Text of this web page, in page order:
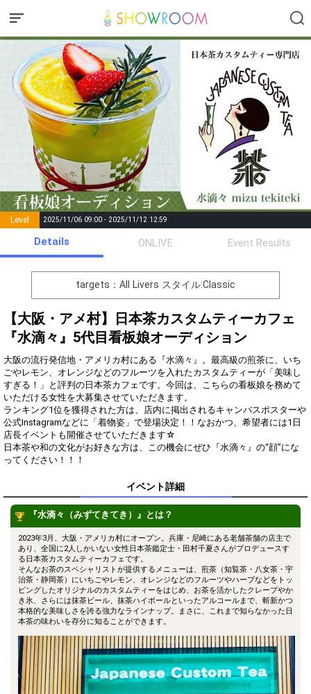
Level 2025/11/06 09:00 - 2025/11/12 12:59
Points List of Goal
number of
positions
Rema
0 Event Begins!
オリジナルアバター制作権獲
得！
Gifting
Throw gifts to the stage and join
the live performance.
First, try throwing free Stars
(once a day)! You can also charge
Show Gold to purchase gifts
(available from 1 JPY)! When you
continue to send gifts to the
performer(s), the performer's
popularity ranking and your
To cheer on performers, you can
To send performers paid items,
you must use Show Gold.
Comments
You can post comments. Please
refrain from posting comments
that may offend performers or
other users.
Close
Details ONLIVE Event Results
targets：All Livers スタイル:Classic
【大阪・アメ村】日本茶カスタムティーカフェ
『水滴々』5代目看板娘オーディション
大阪の流行発信地・アメリカ村にある『水滴々』。最高級の煎茶に、いち
ごやレモン、オレンジなどのフルーツを入れたカスタムティーが「美味し
すぎる！」と評判の日本茶カフェです。今回は、こちらの看板娘を務めて
いただける女性を大募集させていただきます。
ランキング1位を獲得された方は、店内に掲出されるキャンバスポスターや
公式Instagramなどに「着物姿」で登場決定！！なおかつ、希望者には1日
店長イベントも開催させていただきます☆
日本茶や和の文化がお好きな方は、この機会にぜひ『水滴々』の“顔”にな
ってください！！！
イベント詳細
『水滴々（みずてきてき）』とは？
2023年3月、大阪・アメリカ村にオープン。兵庫・尼崎にある老舗茶舗の店主で
あり、全国に2人しかいない女性日本茶鑑定士・田村千夏さんがプロデュースす
る日本茶カスタムティーカフェです。
そんなお茶のスペシャリストが提供するメニューは、煎茶（知覧茶・八女茶・宇
治茶・静岡茶）にいちごやレモン、オレンジなどのフルーツやハーブなどをトッ
ピングしたオリジナルのカスタムティーをはじめ、お茶を活かしたクレープやか
き氷、さらには抹茶ビール、抹茶ハイボールといったアルコールまで、斬新かつ
本格的な美味しさを誇る強力なラインナップ。まさに、これまで知らなかった日
本茶の味わいを存分に知ることができます。